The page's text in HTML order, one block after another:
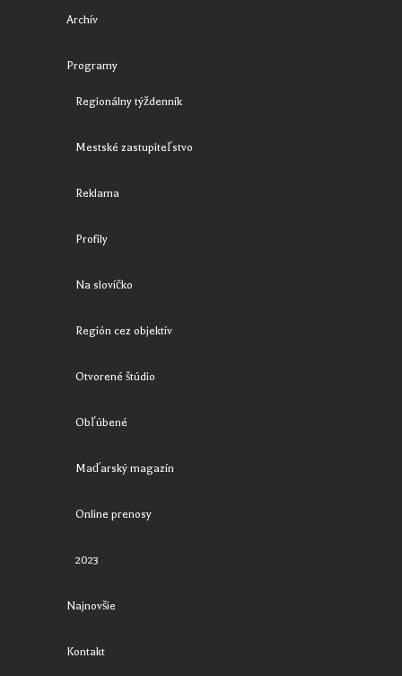
Archív
Programy
Regionálny týždenník
Mestské zastupiteľstvo
Reklama
Profily
Na slovíčko
Región cez objektív
Otvorené štúdio
Obľúbené
Maďarský magazín
Online prenosy
2023
Najnovšie
Kontakt